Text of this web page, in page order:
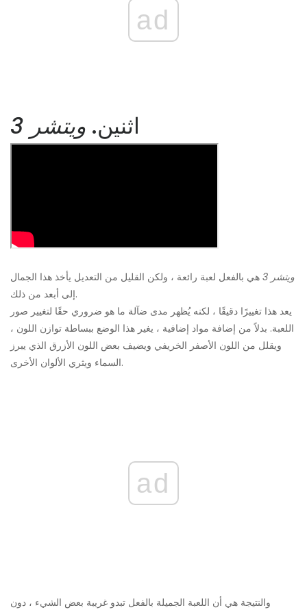
ad
اثنين. ويتشر 3
ويتشر 3
هي بالفعل لعبة رائعة ، ولكن القليل من التعديل يأخذ هذا الجمال
إلى أبعد من ذلك.
يعد هذا تغييرًا دقيقًا ، لكنه يُظهر مدى ضآلة ما هو ضروري حقًا لتغيير صور
اللعبة. بدلاً من إضافة مواد إضافية ، يغير هذا الوضع ببساطة توازن اللون ،
ويقلل من اللون الأصفر الخريفي ويضيف بعض اللون الأزرق الذي يبرز
السماء ويثري الألوان الأخرى.
ad
والنتيجة هي أن اللعبة الجميلة بالفعل تبدو غريبة بعض الشيء ، دون